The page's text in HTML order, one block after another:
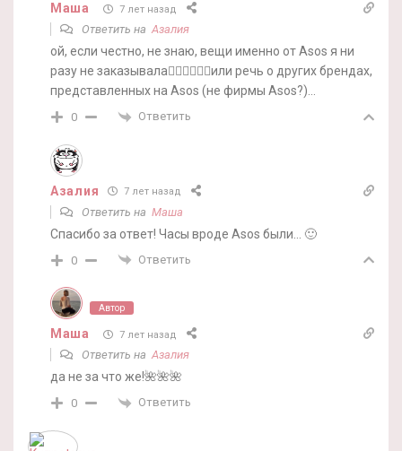
Маша 7 лет назад
Ответить наАзалия
ой, если честно, не знаю, вещи именно от Asos я ни
разу не заказывала🤷‍♀️🤷‍♀️🤷‍♀️или речь о других брендах,
представленных на Asos (не фирмы Asos?)…
0 Ответить
Азалия 7 лет назад
Ответить на Маша
Спасибо за ответ! Часы вроде Asos были… 🙂
0 Ответить
Автор
Маша 7 лет назад
Ответить наАзалия
да не за что же!🌺🌺🌺
0 Ответить